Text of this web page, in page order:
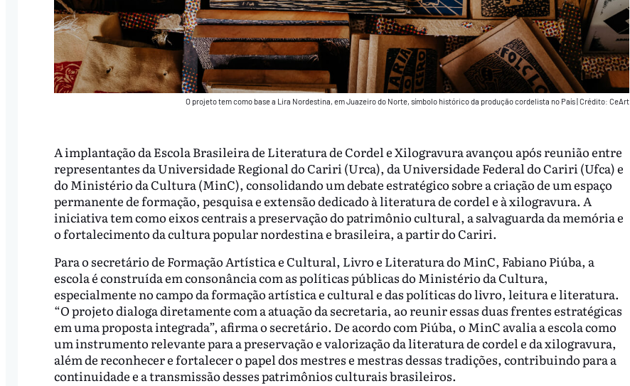
O projeto tem como base a Lira Nordestina, em Juazeiro do Norte, símbolo histórico da produção cordelista no País|Crédito: CeArt
A implantação da Escola Brasileira de Literatura de Cordel e Xilogravura avançou após reunião entre
representantes da Universidade Regional do Cariri (Urca), da Universidade Federal do Cariri (Ufca) e
do Ministério da Cultura (MinC), consolidando um debate estratégico sobre a criação de um espaço
permanente de formação, pesquisa e extensão dedicado à literatura de cordel e à xilogravura. A
iniciativa tem como eixos centrais a preservação do patrimônio cultural, a salvaguarda da memória e
o fortalecimento da cultura popular nordestina e brasileira, a partir do Cariri.
Para o secretário de Formação Artística e Cultural, Livro e Literatura do MinC, Fabiano Piúba, a
escola é construída em consonância com as políticas públicas do Ministério da Cultura,
especialmente no campo da formação artística e cultural e das políticas do livro, leitura e literatura.
“O projeto dialoga diretamente com a atuação da secretaria, ao reunir essas duas frentes estratégicas
em uma proposta integrada”, afirma o secretário. De acordo com Piúba, o MinC avalia a escola como
um instrumento relevante para a preservação e valorização da literatura de cordel e da xilogravura,
além de reconhecer e fortalecer o papel dos mestres e mestras dessas tradições, contribuindo para a
continuidade e a transmissão desses patrimônios culturais brasileiros.